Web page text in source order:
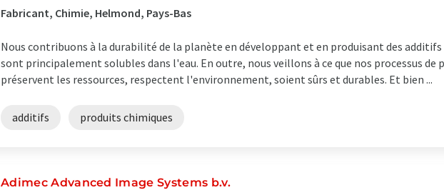
Fabricant, Chimie, Helmond, Pays-Bas
Nous contribuons à la durabilité de la planète en développant et en produisant des
sont principalement solubles dans l'eau. En outre, nous veillons à ce que nos processus de
préservent les ressources, respectent l'environnement, soient sûrs et durables. Et bien ...
additifs produits chimiques
Adimec Advanced Image Systems b.v.